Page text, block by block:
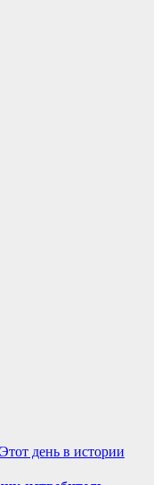
Этот день в истории